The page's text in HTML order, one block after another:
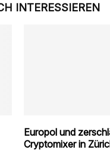
INTERESSIEREN
Europol und
Cryptomixer in